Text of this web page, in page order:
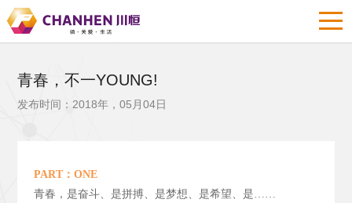
青春，不一YOUNG!
发布时间：2018年，05月04日
PART：ONE
青春，是奋斗、是拼搏、是梦想、是希望、是……